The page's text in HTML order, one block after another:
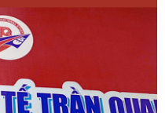
tháng, so với các
vào trường đại học,
từ các mục trên ta thấy
sơ (nếu nhờ công ty dịch